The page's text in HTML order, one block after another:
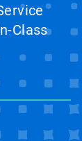
Class